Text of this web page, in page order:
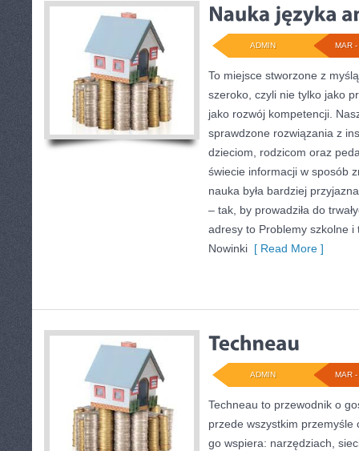
MAR
ADMIN
To miejsce stworzone z
szeroko, czyli nie tylko jako
jako rozwój kompetencji.
sprawdzone rozwiązania z
dzieciom, rodzicom oraz
świecie informacji w sposób
nauka była bardziej
– tak, by prowadziła do
adresy to Problemy szkolne i
Nowinki [ Read More ]
MAR
ADMIN
Techneau to przewodnik o
przede wszystkim
go wspiera: narzędziach,